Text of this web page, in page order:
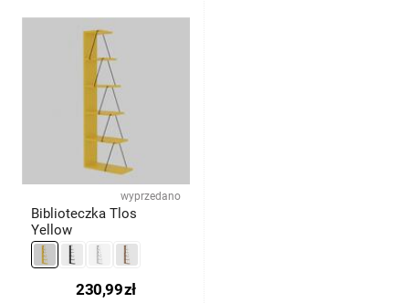
wyprzedano
Biblioteczka Tlos
Yellow
230,99zł